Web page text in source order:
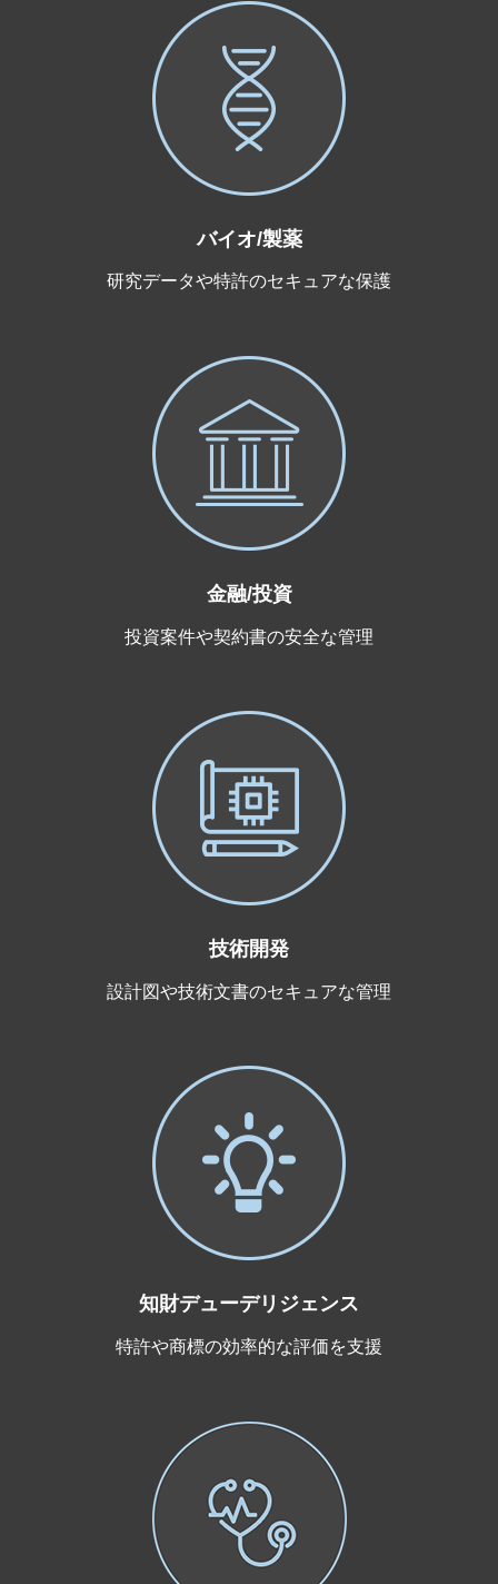
バイオ/製薬
研究データや特許のセキュアな保護
金融/投資
投資案件や契約書の安全な管理
技術開発
設計図や技術文書のセキュアな管理
知財デューデリジェンス
特許や商標の効率的な評価を支援